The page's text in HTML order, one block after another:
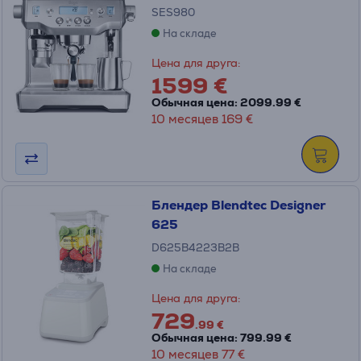
SES980
На складе
Цена для друга:
1599 €
Обычная цена: 2099.99 €
10 месяцев 169 €
Блендер Blendtec Designer
625
D625B4223B2B
На складе
Цена для друга:
729.99 €
Обычная цена: 799.99 €
10 месяцев 77 €